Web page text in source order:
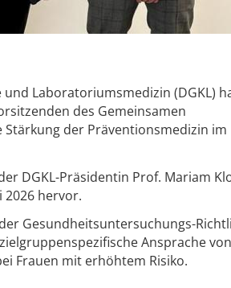
Laboratoriumsmedizin (DGKL)
des Gemeinsamen
Stärkung der Präventionsmedizin im
DGKL-Präsidentin Prof. Mariam
2026 hervor.
Gesundheitsuntersuchungs-
Ansprache von
Frauen mit erhöhtem Risiko.